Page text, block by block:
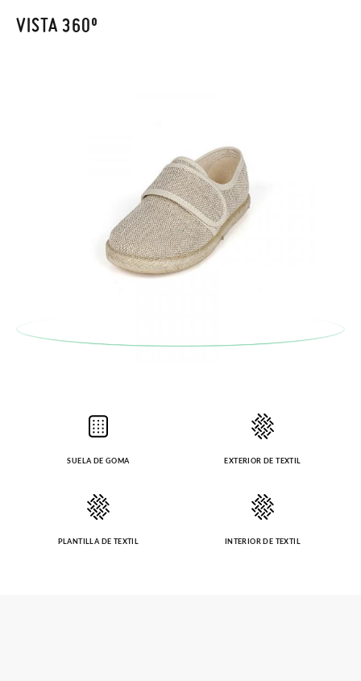
recogeremos la primera, sin gastos, en unos pocos días!
VISTA 360º
SUELA DE GOMA EXTERIOR DE TEXTIL
PLANTILLA DE TEXTIL INTERIOR DE TEXTIL